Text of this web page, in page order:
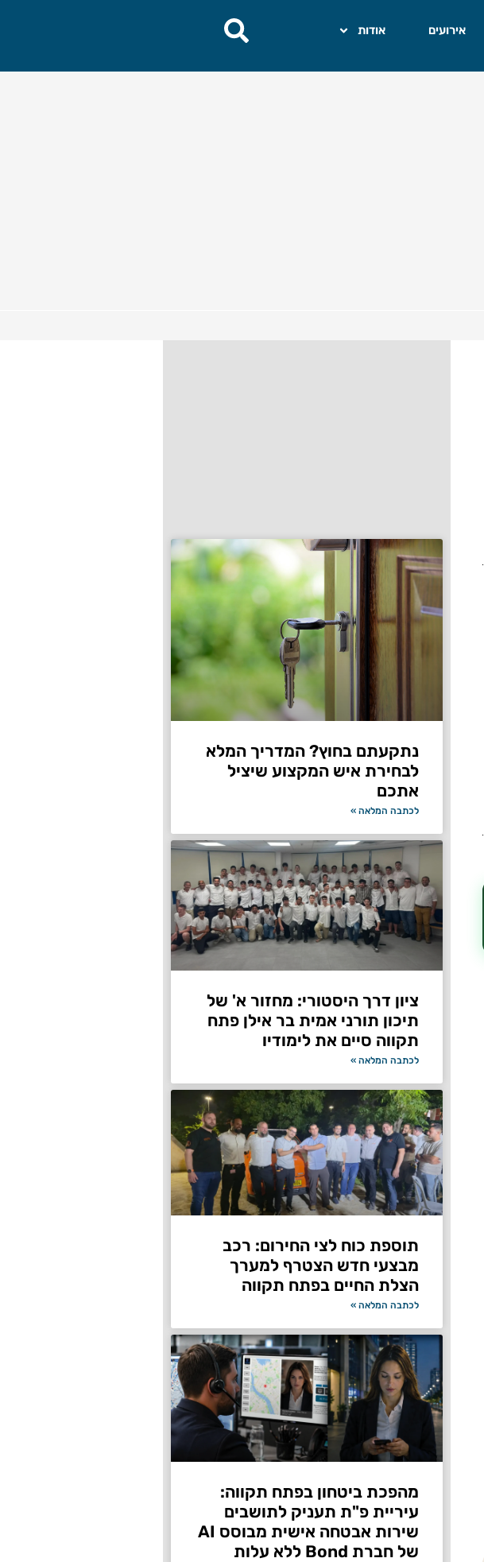
אירועים אודות
נתקעתם בחוץ? המדריך המלא
לבחירת איש המקצוע שיציל
אתכם
לכתבה המלאה »
ציון דרך היסטורי: מחזור א' של
תיכון תורני אמית בר אילן פתח
תקווה סיים את לימודיו
לכתבה המלאה »
תוספת כוח לצי החירום: רכב
מבצעי חדש הצטרף למערך
הצלת החיים בפתח תקווה
לכתבה המלאה »
מהפכת ביטחון בפתח תקווה:
עיריית פ"ת תעניק לתושבים
שירות אבטחה אישית מבוסס AI
של חברת Bond ללא עלות